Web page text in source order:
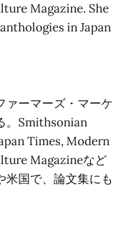
Magazine. She
in Japan
ァーマーズ・マーケ
。Smithsonian
Times, Modern
Magazineなど
米国で、論文集にも